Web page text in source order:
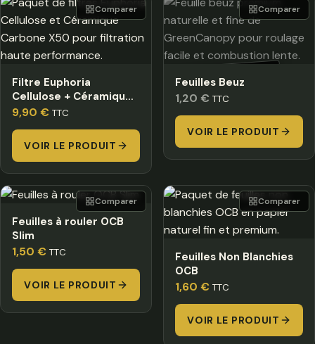
Filtre Euphoria
Cellulose + Céramique
Carbone X50
9,90 € TTC
VOIR LE PRODUIT
Comparer
HORS STOCK
Feuilles Beuz
1,20 € TTC
VOIR LE PRODUIT
Comparer
Feuilles à rouler OCB
Slim
1,50 € TTC
VOIR LE PRODUIT
Comparer
Feuilles Non Blanchies
OCB
1,60 € TTC
VOIR LE PRODUIT
Comparer